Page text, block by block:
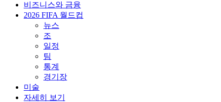
비즈니스와 금융
2026 FIFA 월드컵
뉴스
조
일정
팀
통계
경기장
미술
자세히 보기